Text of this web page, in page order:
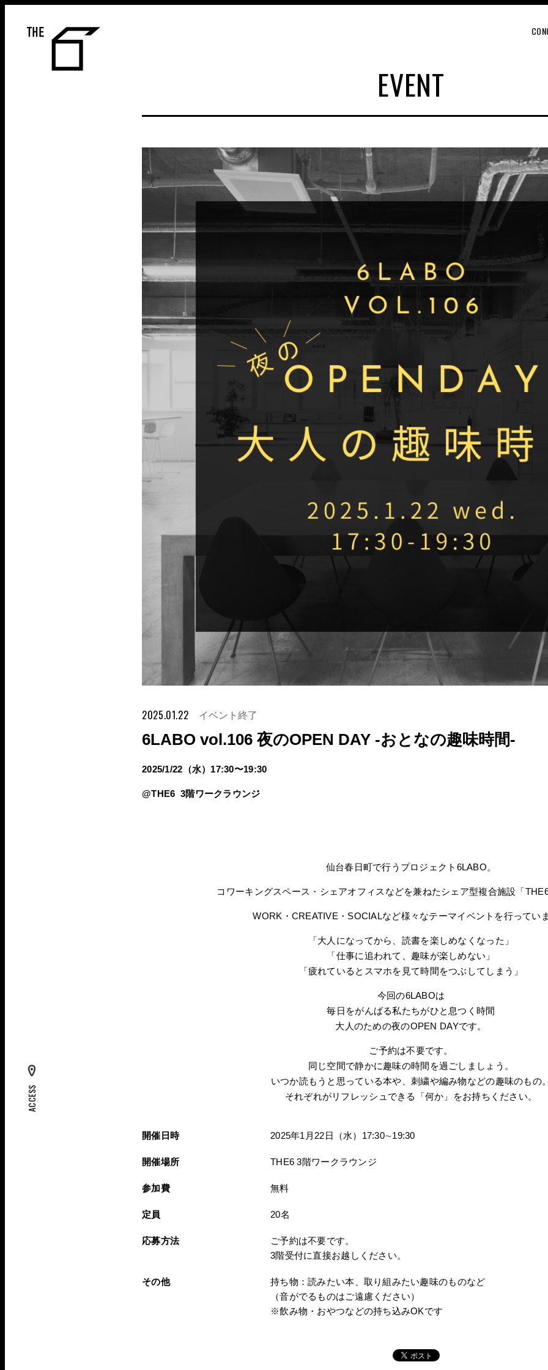
ACCESS
EVENT
2025.01.22 イベント終了
6LABO vol.106 夜のOPEN DAY -おとなの趣味時間-
2025/1/22（水）17:30〜19:30
@THE6 3階ワークラウンジ
仙台春日町で行うプロジェクト6LABO。
コワーキングスペース・シェアオフィスなどを兼ねたシェア型複合施設「THE6
WORK・CREATIVE・SOCIALなど様々なテーマイベントを行っていま
「大人になってから、読書を楽しめなくなった」
「仕事に追われて、趣味が楽しめない」
「疲れているとスマホを見て時間をつぶしてしまう」
今回の6LABOは
毎日をがんばる私たちがひと息つく時間
大人のための夜のOPEN DAYです。
ご予約は不要です。
同じ空間で静かに趣味の時間を過ごしましょう。
いつか読もうと思っている本や、刺繍や編み物などの趣味のもの。
それぞれがリフレッシュできる「何か」をお持ちください。
開催日時 2025年1月22日（水）17:30∼19:30
開催場所 THE6 3階ワークラウンジ
参加費 無料
定員 20名
応募方法
ご予約は不要です。
3階受付に直接お越しください。
その他
持ち物：読みたい本、取り組みたい趣味のものなど
（音がでるものはご遠慮ください）
※飲み物・おやつなどの持ち込みOKです